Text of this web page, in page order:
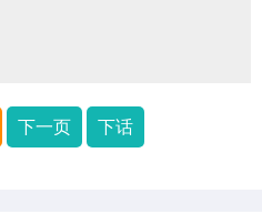
下一页 下话